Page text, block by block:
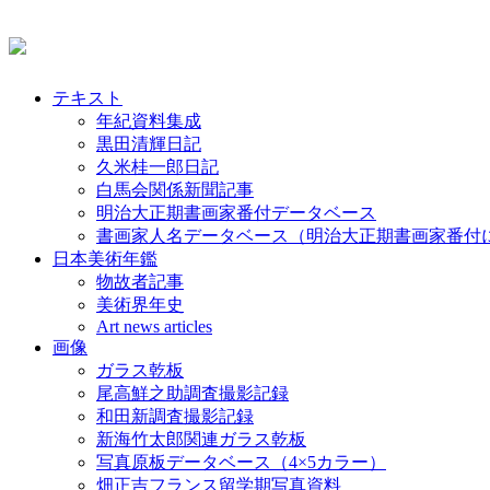
テキスト
年紀資料集成
黒田清輝日記
久米桂一郎日記
白馬会関係新聞記事
明治大正期書画家番付データベース
書画家人名データベース（明治大正期書画家番付
日本美術年鑑
物故者記事
美術界年史
Art news articles
画像
ガラス乾板
尾高鮮之助調査撮影記録
和田新調査撮影記録
新海竹太郎関連ガラス乾板
写真原板データベース（4×5カラー）
畑正吉フランス留学期写真資料